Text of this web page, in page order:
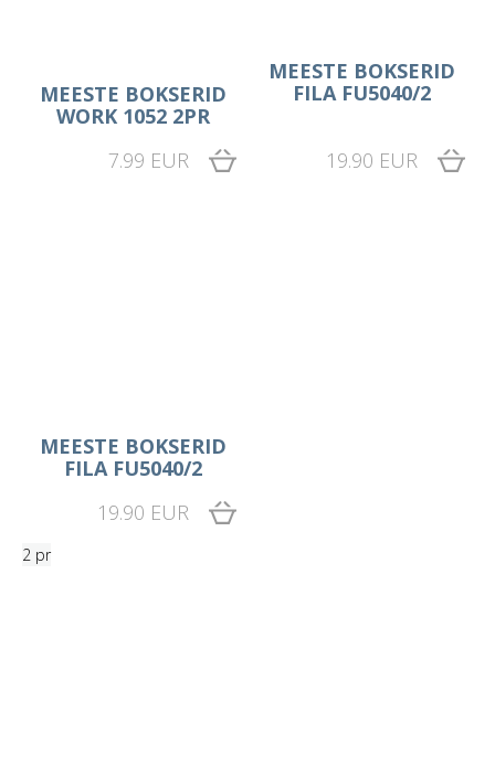
MEESTE BOKSERID
WORK 1052 2PR
7.99 EUR
MEESTE BOKSERID
FILA FU5040/2
19.90 EUR
MEESTE BOKSERID
FILA FU5040/2
19.90 EUR
2 pr